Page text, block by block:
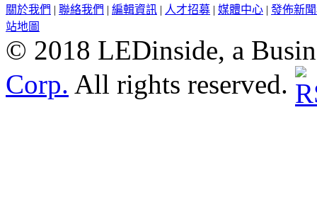
關於我們 | 聯絡我們 | 編輯資訊 | 人才招募 | 媒體中心 | 發佈新
站地圖
© 2018 LEDinside, a
Corp. All rights reserved.